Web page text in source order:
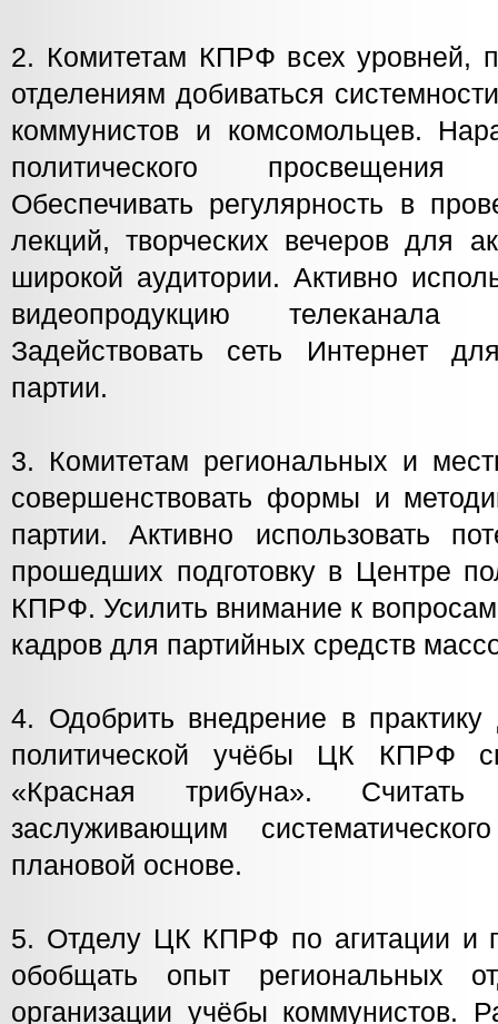
2. Комитетам КПРФ всех уровней,
отделениям добиваться
коммунистов и комсомольцев.
политического
Обеспечивать регулярность в
лекций, творческих вечеров для
широкой аудитории. Активно
видеопродукцию телеканала
Задействовать сеть Интернет
партии.
3. Комитетам региональных и
совершенствовать формы и
партии. Активно использовать
прошедших подготовку в Центре
КПРФ. Усилить внимание к вопросам
кадров для партийных средств
4. Одобрить внедрение в практику
политической учёбы ЦК КПРФ
«Красная трибуна».
заслуживающим
плановой основе.
5. Отделу ЦК КПРФ по агитации и
обобщать опыт региональных
организации учёбы коммунистов.